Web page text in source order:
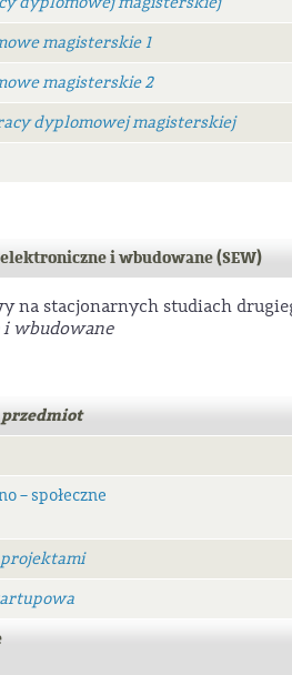
magisterskie 1
magisterskie 2
dyplomowej magisterskiej
i wbudowane (SEW)
na stacjonarnych studiach
wbudowane
przedmiot
– społeczne